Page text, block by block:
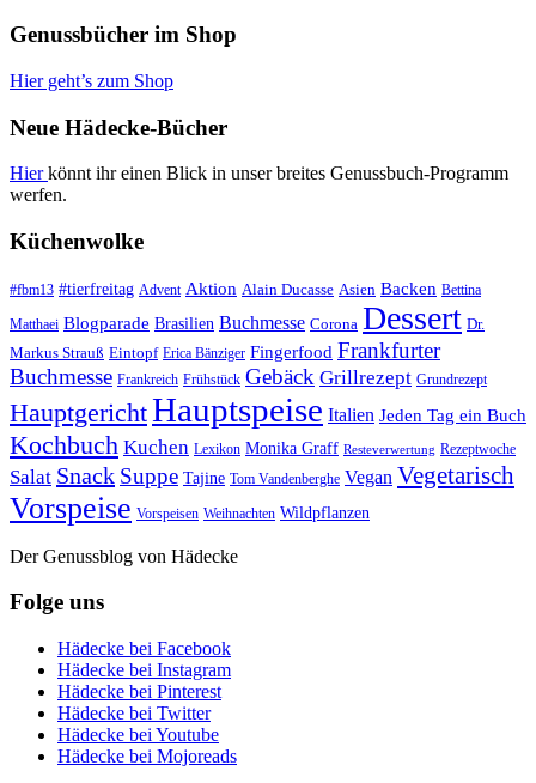
Genussbücher im Shop
Hier geht’s zum Shop
Neue Hädecke-Bücher
Hierkönnt ihr einen Blick in unser breites Genussbuch-Programm
werfen.
Küchenwolke
#fbm13 #tierfreitag Advent Aktion Alain Ducasse Asien Backen Bettina
Matthaei Blogparade Brasilien Buchmesse Corona Dessert Dr.
Markus Strauß Eintopf Erica Bänziger Fingerfood Frankfurter
Buchmesse Frankreich Frühstück Gebäck Grillrezept Grundrezept
HauptgerichtHauptspeise Italien Jeden Tag ein Buch
Kochbuch Kuchen Lexikon Monika Graff Resteverwertung Rezeptwoche
Salat Snack Suppe Tajine Tom Vandenberghe Vegan Vegetarisch
Vorspeise Vorspeisen Weihnachten Wildpflanzen
Der Genussblog von Hädecke
Folge uns
Hädecke bei Facebook
Hädecke bei Instagram
Hädecke bei Pinterest
Hädecke bei Twitter
Hädecke bei Youtube
Hädecke bei Mojoreads